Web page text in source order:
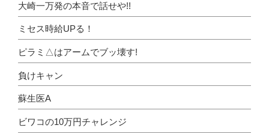
大崎一万発の本音で話せや!!
ミセス時給UPる！
ピラミ△はアームでブッ壊す!
負けキャン
蘇生医A
ビワコの10万円チャレンジ